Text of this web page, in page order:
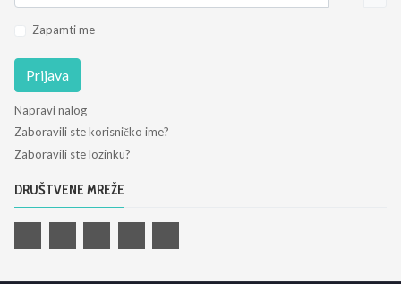
Zapamti me
Prijava
Napravi nalog
Zaboravili ste korisničko ime?
Zaboravili ste lozinku?
DRUŠTVENE MREŽE